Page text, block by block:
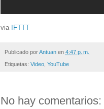
via IFTTT
Publicado porAntuan en 4:47 p. m.
Etiquetas: Video YouTube
No hay comentarios: